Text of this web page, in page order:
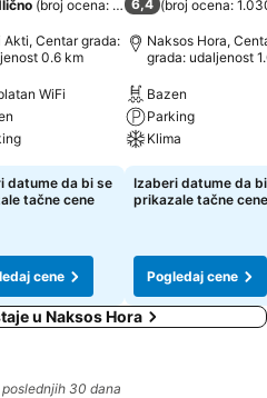
(broj ocena: 634)
Akti, Centar grada:
0.6 km
WiFi
datume da bi se
tačne cene
cene
6,4 (broj ocena:
Naksos Hora,
grada: udaljenost
Bazen
Parking
Klima
Izaberi datume da
prikazale tačne cene
Pogledaj cene
u Naksos Hora
30 dana